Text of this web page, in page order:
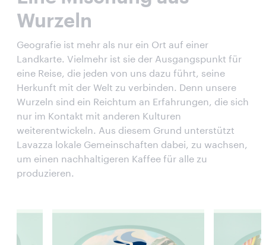
Wurzeln
Geografie ist mehr als nur ein Ort auf einer
Landkarte. Vielmehr ist sie der Ausgangspunkt für
eine Reise, die jeden von uns dazu führt, seine
Herkunft mit der Welt zu verbinden. Denn unsere
Wurzeln sind ein Reichtum an Erfahrungen, die sich
nur im Kontakt mit anderen Kulturen
weiterentwickeln. Aus diesem Grund unterstützt
Lavazza lokale Gemeinschaften dabei, zu wachsen,
um einen nachhaltigeren Kaffee für alle zu
produzieren.